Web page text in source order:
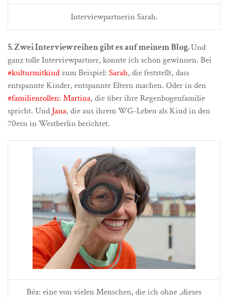
Interviewpartnerin Sarah.
5. Zwei Interviewreihen gibt es auf meinem Blog.Und
ganz tolle Interviewpartner, konnte ich schon gewinnen. Bei
#kulturmitkindzum Beispiel: Sarah, die feststellt, dass
entspannte Kinder, entspannte Eltern machen. Oder in den
#familienrollen: Martina, die über ihre Regenbogenfamilie
spricht. Und Jana, die aus ihrem WG-Leben als Kind in den
70ern in Westberlin berichtet.
Béa: eine von vielen Menschen, die ich ohne „dieses